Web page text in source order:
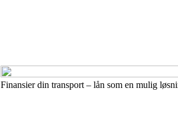
Finansier din transport – lån som en mulig